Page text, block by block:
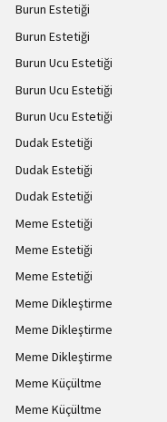
Burun Estetiği
Burun Estetiği
Burun Ucu Estetiği
Burun Ucu Estetiği
Burun Ucu Estetiği
Dudak Estetiği
Dudak Estetiği
Dudak Estetiği
Meme Estetiği
Meme Estetiği
Meme Estetiği
Meme Dikleştirme
Meme Dikleştirme
Meme Dikleştirme
Meme Küçültme
Meme Küçültme